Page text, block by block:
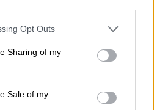
app uses one or more Google
behaviour. You may click to
and its third-party tags to
purposes in below Google
Opt Outs
Sharing of my
Sale of my
να γνωρίζετε πριν
διοργάνωσης.
και των 48 ομάδων